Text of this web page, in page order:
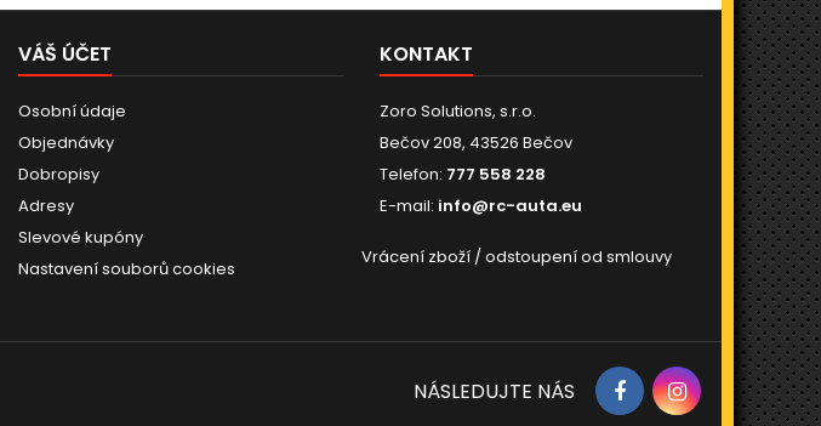
VÁŠ ÚČET
Osobní údaje
Objednávky
Dobropisy
Adresy
Slevové kupóny
Nastavení souborů cookies
KONTAKT
Zoro Solutions, s.r.o.
Bečov 208, 43526 Bečov
Telefon: 777 558 228
E-mail: info@rc-auta.eu
Vrácení zboží / odstoupení od smlouvy
NÁSLEDUJTE NÁS